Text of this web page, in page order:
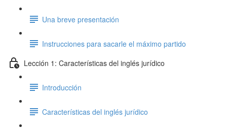
Una breve presentación
Instrucciones para sacarle el máximo partido
Lección 1: Características del inglés jurídico
Introducción
Características del inglés jurídico